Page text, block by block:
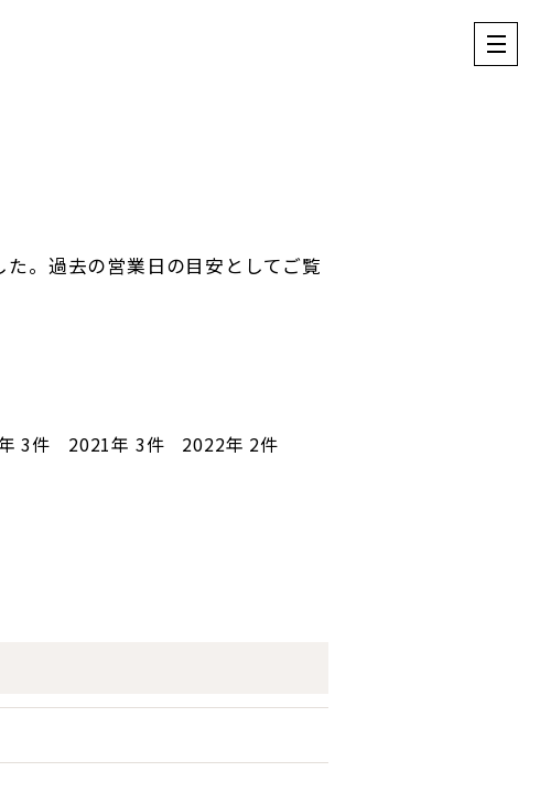
。過去の営業日の目安としてご覧
3件 2021年 3件 2022年 2件